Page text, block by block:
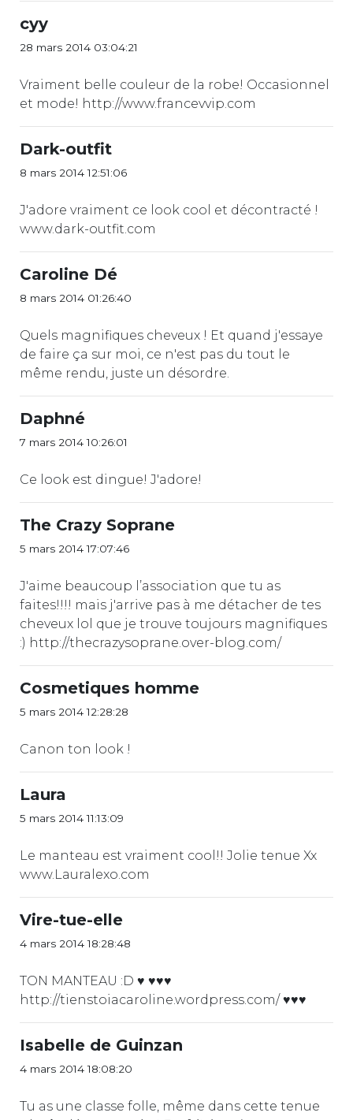
cyy
28 mars 2014 03:04:21
Vraiment belle couleur de la robe! Occasionnel
et mode! http://www.francevvip.com
Dark-outfit
8 mars 2014 12:51:06
J'adore vraiment ce look cool et décontracté !
www.dark-outfit.com
Caroline Dé
8 mars 2014 01:26:40
Quels magnifiques cheveux ! Et quand j'essaye
de faire ça sur moi, ce n'est pas du tout le
même rendu, juste un désordre.
Daphné
7 mars 2014 10:26:01
Ce look est dingue! J'adore!
The Crazy Soprane
5 mars 2014 17:07:46
J'aime beaucoup l’association que tu as
faites!!!! mais j'arrive pas à me détacher de tes
cheveux lol que je trouve toujours magnifiques
:) http://thecrazysoprane.over-blog.com/
Cosmetiques homme
5 mars 2014 12:28:28
Canon ton look !
Laura
5 mars 2014 11:13:09
Le manteau est vraiment cool!! Jolie tenue Xx
www.Lauralexo.com
Vire-tue-elle
4 mars 2014 18:28:48
TON MANTEAU :D ♥ ♥♥♥
http://tienstoiacaroline.wordpress.com/ ♥♥♥
Isabelle de Guinzan
4 mars 2014 18:08:20
Tu as une classe folle, même dans cette tenue